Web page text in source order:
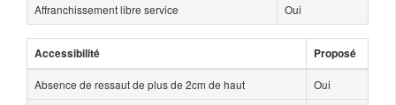
Affranchissement libre service
Oui
Accessibilité Proposé
Absence de ressaut de plus de 2cm de haut
Oui